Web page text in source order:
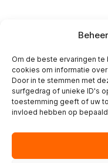
Om de beste ervaringen
cookies om informatie
Door in te stemmen met
surfgedrag of unieke ID's
toestemming geeft of uw
invloed hebben op